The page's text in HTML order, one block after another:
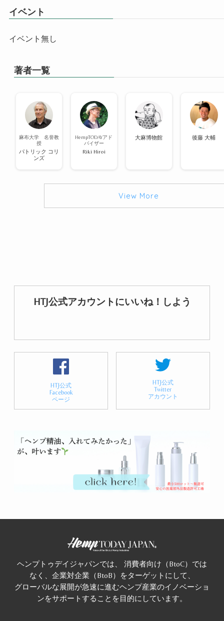
イベント
イベント無し
著者一覧
麻布大学 名誉教
授
パトリック コリ
ンズ
HempTODAYアド
バイザー
Riki Hiroi
大麻博物館 後藤 大輔
View More
HTJ公式アカウントにいいね！しよう
HTJ公式
Facebook
ページ
HTJ公式
Twitter
アカウント
ヘンプトゥデイジャパンでは、 消費者向け（BtoC）では
なく、企業対企業（BtoB）をターゲットにして、
グローバルな展開が急速に進むヘンプ産業のイノベーショ
ンをサポートすることを目的にしています。